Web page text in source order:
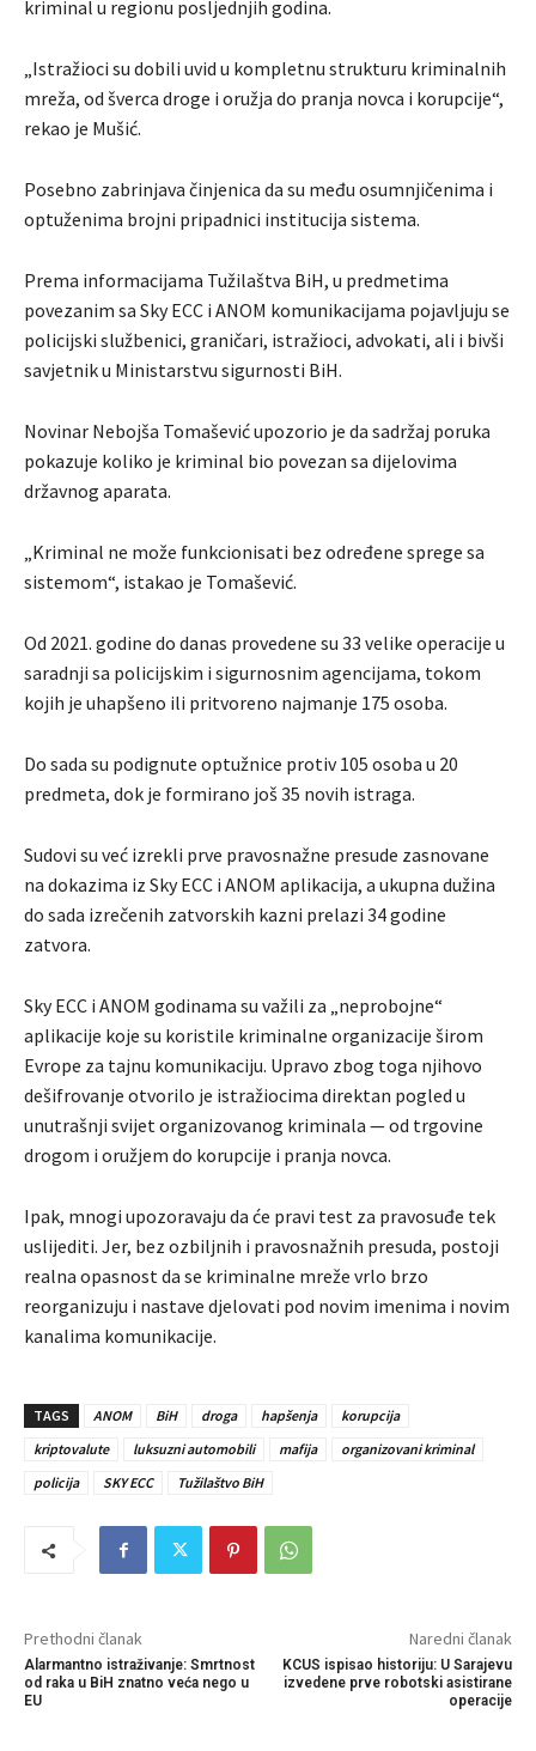
kriminal u regionu posljednjih godina.
„Istražioci su dobili uvid u kompletnu strukturu kriminalnih
mreža, od šverca droge i oružja do pranja novca i korupcije“,
rekao je Mušić.
Posebno zabrinjava činjenica da su među osumnjičenima i
optuženima brojni pripadnici institucija sistema.
Prema informacijama Tužilaštva BiH, u predmetima
povezanim sa Sky ECC i ANOM komunikacijama pojavljuju se
policijski službenici, graničari, istražioci, advokati, ali i bivši
savjetnik u Ministarstvu sigurnosti BiH.
Novinar Nebojša Tomašević upozorio je da sadržaj poruka
pokazuje koliko je kriminal bio povezan sa dijelovima
državnog aparata.
„Kriminal ne može funkcionisati bez određene sprege sa
sistemom“, istakao je Tomašević.
Od 2021. godine do danas provedene su 33 velike operacije u
saradnji sa policijskim i sigurnosnim agencijama, tokom
kojih je uhapšeno ili pritvoreno najmanje 175 osoba.
Do sada su podignute optužnice protiv 105 osoba u 20
predmeta, dok je formirano još 35 novih istraga.
Sudovi su već izrekli prve pravosnažne presude zasnovane
na dokazima iz Sky ECC i ANOM aplikacija, a ukupna dužina
do sada izrečenih zatvorskih kazni prelazi 34 godine
zatvora.
Sky ECC i ANOM godinama su važili za „neprobojne“
aplikacije koje su koristile kriminalne organizacije širom
Evrope za tajnu komunikaciju. Upravo zbog toga njihovo
dešifrovanje otvorilo je istražiocima direktan pogled u
unutrašnji svijet organizovanog kriminala — od trgovine
drogom i oružjem do korupcije i pranja novca.
Ipak, mnogi upozoravaju da će pravi test za pravosuđe tek
uslijediti. Jer, bez ozbiljnih i pravosnažnih presuda, postoji
realna opasnost da se kriminalne mreže vrlo brzo
reorganizuju i nastave djelovati pod novim imenima i novim
kanalima komunikacije.
TAGS ANOM BiH droga hapšenja
korupcija
kriptovalute
luksuzni automobili mafija
organizovani kriminal
policija
SKY ECC Tužilaštvo BiH
Prethodni članak
Alarmantno istraživanje: Smrtnost
od raka u BiH znatno veća nego u
EU
Naredni članak
KCUS ispisao historiju: U Sarajevu
izvedene prve robotski asistirane
operacije